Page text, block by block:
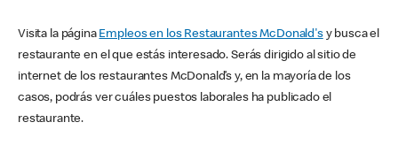
Visita la página Empleos en los Restaurantes McDonald'sy busca el
restaurante en el que estás interesado. Serás dirigido al sitio de
internet de los restaurantes McDonald’s y, en la mayoría de los
casos, podrás ver cuáles puestos laborales ha publicado el
restaurante.